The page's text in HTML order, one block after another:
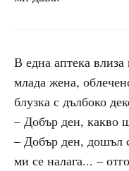
В една аптека
млада жена,
блузка с дълбоко
– Добър ден, какво
– Добър ден, дошъл
ми се налага... –